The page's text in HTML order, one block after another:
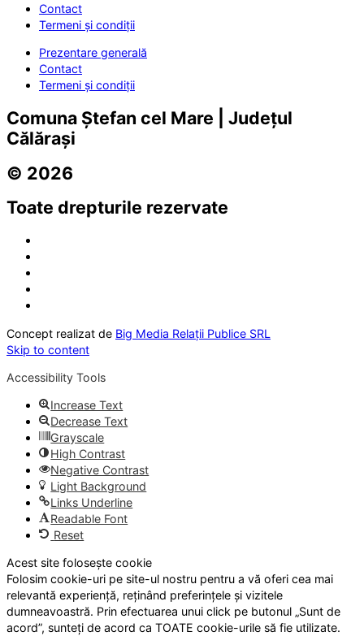
Contact
Termeni și condiții
Prezentare generală
Contact
Termeni și condiții
Comuna Ștefan cel Mare | Județul
Călărași
© 2026
Toate drepturile rezervate
Concept realizat de Big Media Relații Publice SRL
Skip to content
Accessibility Tools
Increase Text
Decrease Text
Grayscale
High Contrast
Negative Contrast
Light Background
Links Underline
Readable Font
Reset
Acest site folosește cookie
Folosim cookie-uri pe site-ul nostru pentru a vă oferi cea mai
relevantă experiență, reținând preferințele și vizitele
dumneavoastră. Prin efectuarea unui click pe butonul „Sunt de
acord”, sunteți de acord ca TOATE cookie-urile să fie utilizate.